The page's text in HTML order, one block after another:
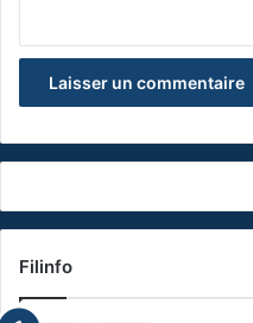
Filinfo